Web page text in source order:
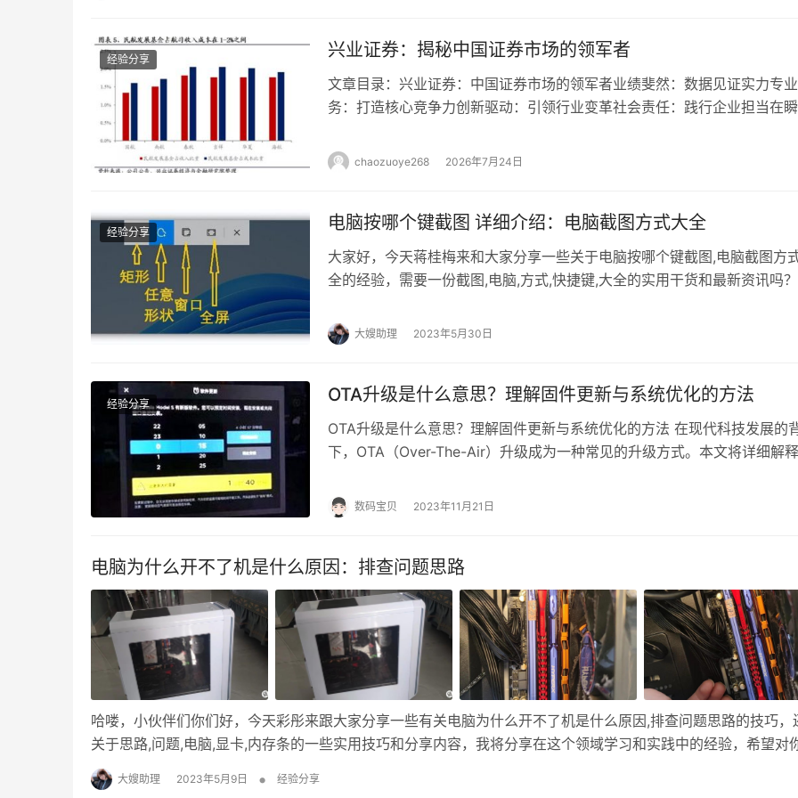
经验分享 兴业证券：揭秘中国证券市场的领军者
文章目录：兴业证券：中国证券市场的领军者业绩斐然：数据见证实力专
务：打造核心竞争力创新驱动：引领行业变革社会责任：践行企业担当在瞬
前列，它就是兴业证券，兴业证券究竟有何独特之处？它又是如何引领行业
chaozuoye268 2026年7月24日
经验分享 电脑按哪个键截图 详细介绍：电脑截图方式大全
大家好，今天蒋桂梅来和大家分享一些关于电脑按哪个键截图,电脑截图方
全的经验，需要一份截图,电脑,方式,快捷键,大全的实用干货和最新资讯吗？
知道怎么在电脑上截图，今天就给大家带来这3个电脑截图快捷键，它们真
容易使用，让我们来看看。 方法一：Win+Shift+S 这个快捷键是Win…
大嫂助理 2023年5月30日
经验分享 OTA升级是什么意思？理解固件更新与系统优化的方法
OTA升级是什么意思？理解固件更新与系统优化的方法 在现代科技发展的
下，OTA（Over-The-Air）升级成为一种常见的升级方式。本文将详细解释
OTA升级指的是通过无线网络进行软件或固件的远程更新。它允许用户无需
用数据线将设备连接到计算机，而是通过设备自带的无线通信模块与远程…
数码宝贝 2023年11月21日
电脑为什么开不了机是什么原因：排查问题思路
哈喽，小伙伴们你们好，今天彩彤来跟大家分享一些有关电脑为什么开不了机是什么原因,排查问题思路的技巧，
关于思路,问题,电脑,显卡,内存条的一些实用技巧和分享内容，我将分享在这个领域学习和实践中的经验，希望对
所帮助。 创作立场声明：站在一个普通消费者的立场下写这篇文章，小夜承诺文章中所推荐产品均无任何利益关
系。如果您觉得我整理的资料、建议、经验对您有帮助…
大嫂助理 2023年5月9日 • 经验分享